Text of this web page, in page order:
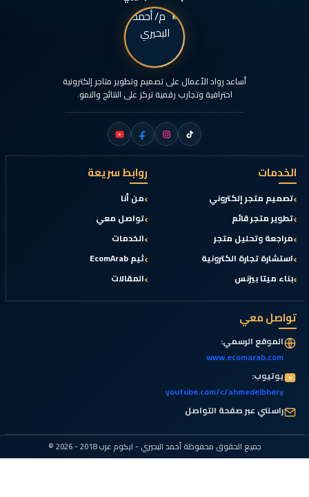
أساعد رواد الأعمال على تصميم وتطوير متاجر إلكترونية
احترافية وتجارب رقمية تركز على النتائج والنمو.
روابط سريعة
من أنا
تواصل معي
الخدمات
ثيم EcomArab
المقالات
الخدمات
تصميم متجر إلكتروني
تطوير متجر قائم
مراجعة وتحليل متجر
استشارة تجارة الكترونية
بناء ميتا بيزنس
تواصل معي
الموقع الرسمي:
www.ecomarab.com
يوتيوب:
youtube.com/c/ahmedelbhery
راسلني عبر صفحة التواصل
جميع الحقوق محفوظة أحمد البحيري - ايكوم عرب 2018 - 2026 ©